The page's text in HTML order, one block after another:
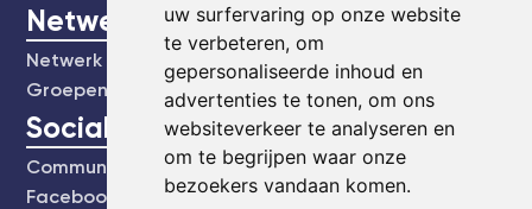
uw surfervaring op onze website
te verbeteren, om
gepersonaliseerde inhoud en
advertenties te tonen, om ons
websiteverkeer te analyseren en
om te begrijpen waar onze
bezoekers vandaan komen.
Netwerk
Netwerk
Groepen
Social
Community
Facebook